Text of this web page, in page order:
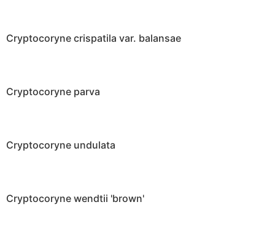
Cryptocoryne crispatila var. balansae
Cryptocoryne parva
Cryptocoryne undulata
Cryptocoryne wendtii 'brown'